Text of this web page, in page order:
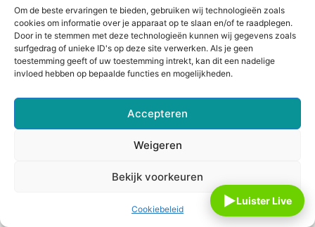
Om de beste ervaringen te bieden, gebruiken wij technologieën zoals
cookies om informatie over je apparaat op te slaan en/of te raadplegen.
Door in te stemmen met deze technologieën kunnen wij gegevens zoals
surfgedrag of unieke ID's op deze site verwerken. Als je geen
toestemming geeft of uw toestemming intrekt, kan dit een nadelige
invloed hebben op bepaalde functies en mogelijkheden.
Accepteren
Weigeren
Bekijk voorkeuren
Cookiebeleid
Informatie
▶Luister Live